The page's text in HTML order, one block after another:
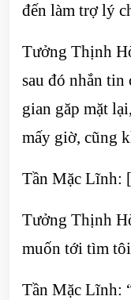
đến làm trợ lý
Tưởng Thịnh
sau đó nhắn
gian găp mặt
mấy giờ, cũng
Tần Mặc Lĩnh:
Tưởng Thịnh
muốn tới tìm
Tần Mặc Lĩnh: